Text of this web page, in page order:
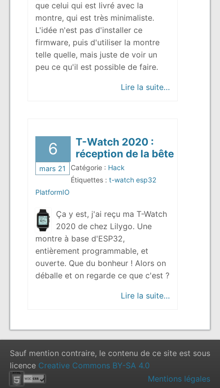
que celui qui est livré avec la
montre, qui est très minimaliste.
L'idée n'est pas d'installer ce
firmware, puis d'utiliser la montre
telle quelle, mais juste de voir un
peu ce qu'il est possible de faire.
Lire la suite…
6
mars 21
T-Watch 2020 :
réception de la bête
Catégorie : Hack
Étiquettes : t-watch esp32
PlatformIO
Ça y est, j'ai reçu ma T-Watch
2020 de chez Lilygo. Une
montre à base d'ESP32,
entièrement programmable, et
ouverte. Que du bonheur ! Alors on
déballe et on regarde ce que c'est ?
Lire la suite…
Sauf mention contraire, le contenu de ce site est sous
licence Creative Commons BY-SA 4.0
Mentions légales